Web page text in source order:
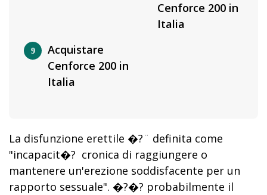
Cenforce 200 in
Italia
Acquistare
Cenforce 200 in
Italia
La disfunzione erettile �?¨ definita come
"incapacit�? cronica di raggiungere o
mantenere un'erezione soddisfacente per un
rapporto sessuale". �?�? probabilmente il